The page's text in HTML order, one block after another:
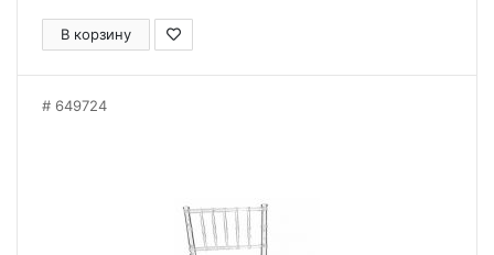
В корзину
649724